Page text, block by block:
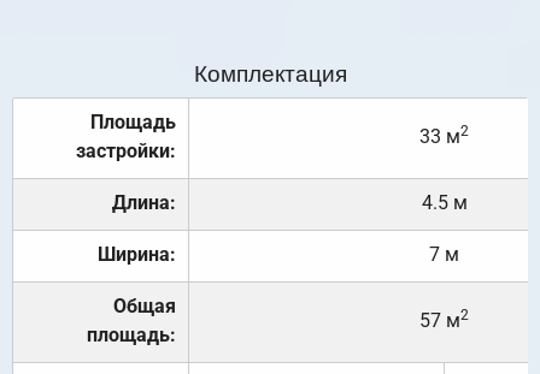
Комплектация
Площадь
застройки:
33 м2
Длина: 4.5 м
Ширина: 7 м
Общая
площадь:
57 м2